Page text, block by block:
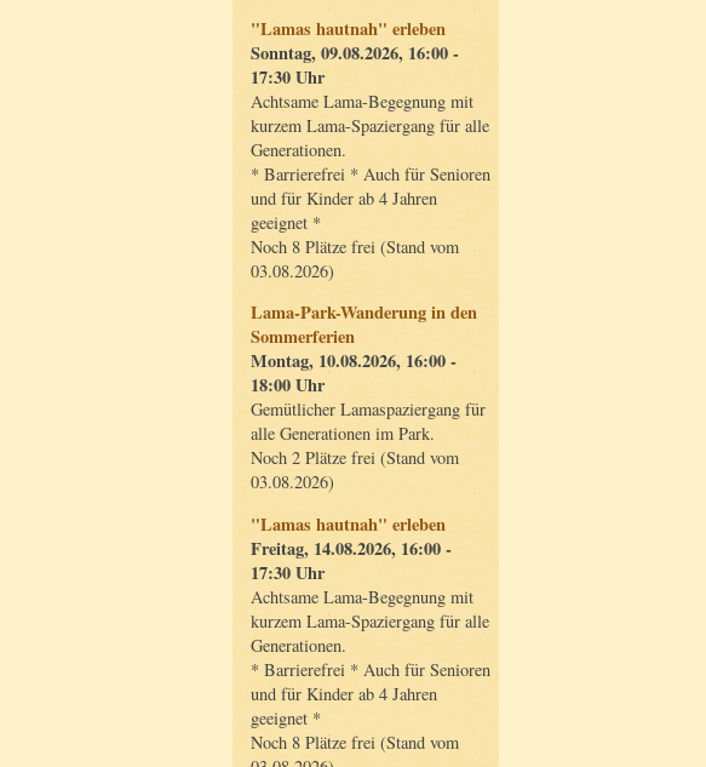
"Lamas hautnah" erleben
Sonntag, 09.08.2026, 16:00 -
17:30 Uhr
Achtsame Lama-Begegnung mit
kurzem Lama-Spaziergang für alle
Generationen.
* Barrierefrei * Auch für Senioren
und für Kinder ab 4 Jahren
geeignet *
Noch 8 Plätze frei (Stand vom
03.08.2026)
Lama-Park-Wanderung in den
Sommerferien
Montag, 10.08.2026, 16:00 -
18:00 Uhr
Gemütlicher Lamaspaziergang für
alle Generationen im Park.
Noch 2 Plätze frei (Stand vom
03.08.2026)
"Lamas hautnah" erleben
Freitag, 14.08.2026, 16:00 -
17:30 Uhr
Achtsame Lama-Begegnung mit
kurzem Lama-Spaziergang für alle
Generationen.
* Barrierefrei * Auch für Senioren
und für Kinder ab 4 Jahren
geeignet *
Noch 8 Plätze frei (Stand vom